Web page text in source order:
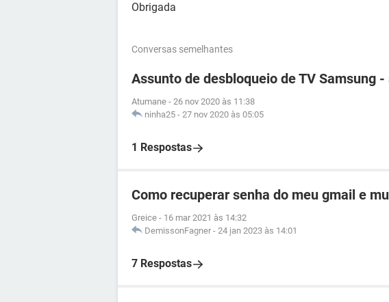
Obrigada
Conversas semelhantes
Assunto de desbloqueio de TV Samsung
Atumane - 26 nov 2020 às 11:38
ninha25 - 27 nov 2020 às 05:05
1 Respostas
Como recuperar senha do meu gmail e
Greice - 16 mar 2021 às 14:32
DemissonFagner - 24 jan 2023 às 14:01
7 Respostas